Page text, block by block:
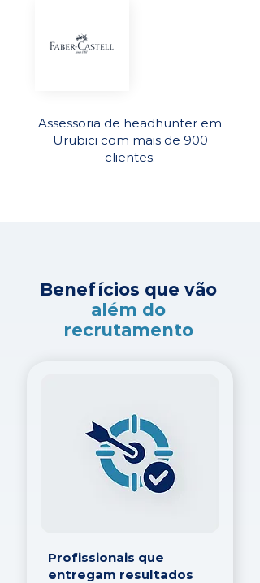
Assessoria de headhunter em
Urubici com mais de 900
clientes.
Benefícios que vão
além do
recrutamento
Profissionais que
entregam resultados